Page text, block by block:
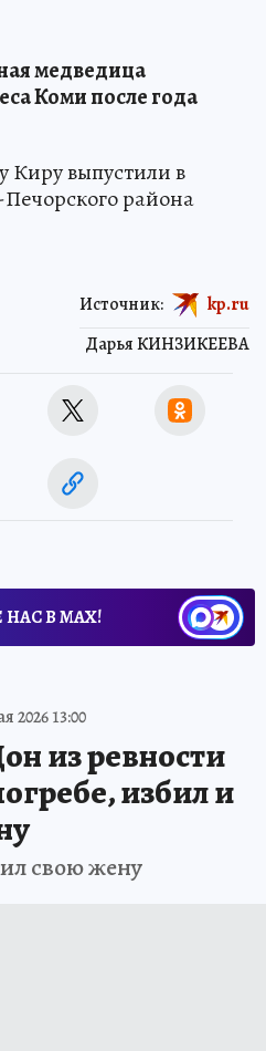
медведица
Коми после года
Киру выпустили в
района
Дарья КИНЗИКЕЕВА
Источник: kp.ru
НАС В МАХ!
2026 13:00
из ревности
избил и
свою жену